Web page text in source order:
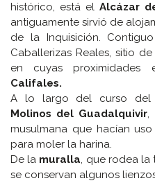
histórico, está el Alcázar
antiguamente sirvió de
de la Inquisición.
Caballerizas Reales, sitio
en cuyas proximidades
Califales.
A lo largo del curso del
Molinos del Guadalquivir,
musulmana que hacían
para moler la harina.
De la muralla, que rodea la
se conservan algunos